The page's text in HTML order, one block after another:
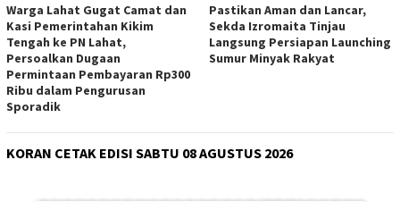
Warga Lahat Gugat Camat dan
Kasi Pemerintahan Kikim
Tengah ke PN Lahat,
Persoalkan Dugaan
Permintaan Pembayaran Rp300
Ribu dalam Pengurusan
Sporadik
Pastikan Aman dan Lancar,
Sekda Izromaita Tinjau
Langsung Persiapan Launching
Sumur Minyak Rakyat
KORAN CETAK EDISI SABTU 08 AGUSTUS 2026